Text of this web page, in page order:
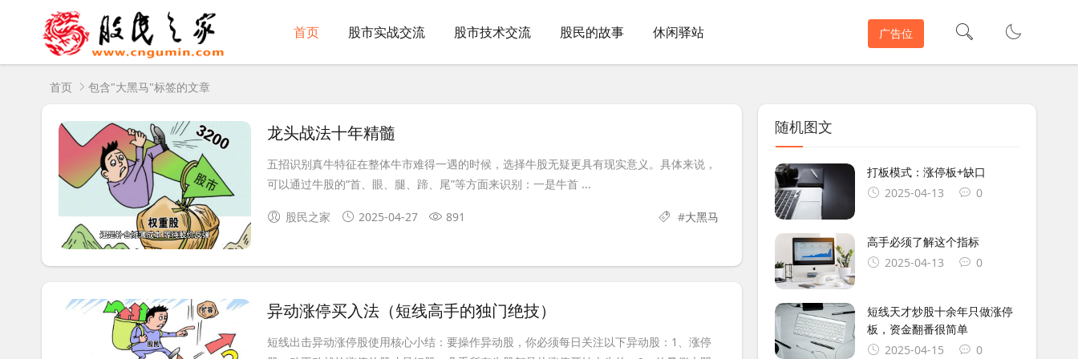
首页 股市实战交流 股市技术交流 股民的故事 休闲驿站 广告位
首页 包含"大黑马"标签的文章
龙头战法十年精髓
五招识别真牛特征在整体牛市难得一遇的时候，选择牛股无疑更具有现实意义。具体来说，
可以通过牛股的“首、眼、腿、蹄、尾”等方面来识别：一是牛首 ...
股民之家 2025-04-27 891 #大黑马
异动涨停买入法（短线高手的独门绝技）
短线出击异动涨停股使用核心小结：要操作异动股，你必须每日关注以下异动股：1、涨停
随机图文
打板模式：涨停板+缺口
2025-04-13
0
高手必须了解这个指标
2025-04-13
0
短线天才炒股十余年只做涨停
板，资金翻番很简单
2025-04-15
0